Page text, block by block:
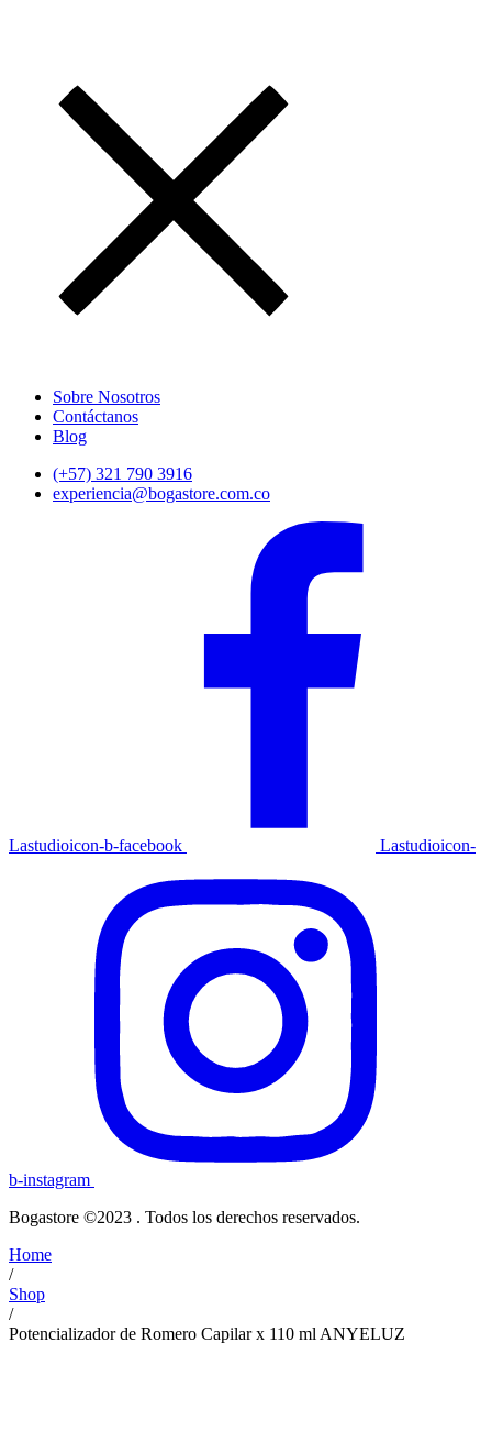
Sobre Nosotros
Contáctanos
Blog
(+57) 321 790 3916
experiencia@bogastore.com.co
Lastudioicon-b-facebook Lastudioicon-
b-instagram
Bogastore ©2023 . Todos los derechos reservados.
Home
/
Shop
/
Potencializador de Romero Capilar x 110 ml ANYELUZ